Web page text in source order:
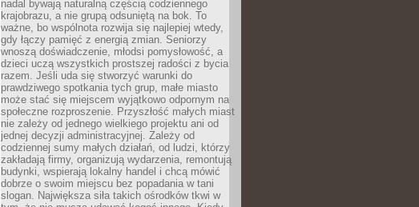
nadal bywają naturalną częścią codziennego
krajobrazu, a nie grupą odsuniętą na bok. To
ważne, bo wspólnota rozwija się najlepiej wtedy,
gdy łączy pamięć z energią zmian. Seniorzy
wnoszą doświadczenie, młodsi pomysłowość, a
dzieci uczą wszystkich prostszej radości z bycia
razem. Jeśli uda się stworzyć warunki do
prawdziwego spotkania tych grup, małe miasto
może stać się miejscem wyjątkowo odpornym na
społeczne rozproszenie. Przyszłość małych miast
nie zależy od jednego wielkiego projektu ani od
jednej decyzji administracyjnej. Zależy od
codziennej sumy małych działań, od ludzi, którzy
zakładają firmy, organizują wydarzenia, remontują
budynki, wspierają lokalny handel i chcą mówić
dobrze o swoim miejscu bez popadania w tani
slogan. Największa siła takich ośrodków tkwi w